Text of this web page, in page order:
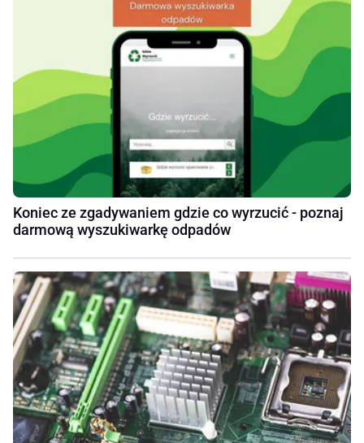
Koniec ze zgadywaniem gdzie co wyrzucić - poznaj
darmową wyszukiwarkę odpadów